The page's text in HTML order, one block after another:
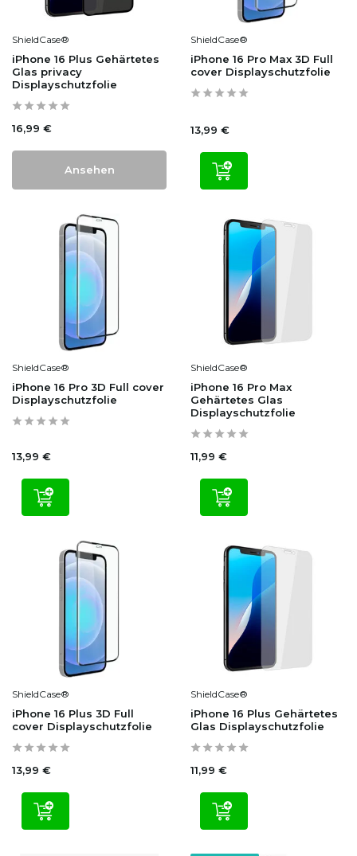
ShieldCase®
iPhone 16 Plus Gehärtetes
Glas privacy
Displayschutzfolie
16,99 €
Ansehen
ShieldCase®
iPhone 16 Pro Max 3D Full
cover Displayschutzfolie
13,99 €
ShieldCase®
iPhone 16 Pro 3D Full cover
Displayschutzfolie
13,99 €
ShieldCase®
iPhone 16 Pro Max
Gehärtetes Glas
Displayschutzfolie
11,99 €
ShieldCase®
iPhone 16 Plus 3D Full
cover Displayschutzfolie
13,99 €
ShieldCase®
iPhone 16 Plus Gehärtetes
Glas Displayschutzfolie
11,99 €